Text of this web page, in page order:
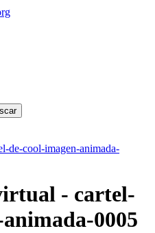
de-cool-imagen-animada-
- cartel-
0005